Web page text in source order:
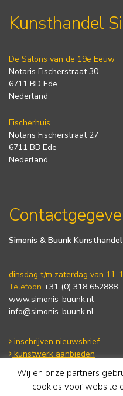
Kunsthandel
De Salons van de 19e Eeuw
Notaris Fischerstraat 30
6711 BD Ede
Nederland
Fischerhuis
Notaris Fischerstraat 27
6711 BB Ede
Nederland
Simonis & Buunk Kunsthandel
dinsdag t/m zaterdag van 11-
Telefoon +31 (0) 318 652888
www.simonis-buunk.nl
info@simonis-buunk.nl
inschrijven nieuwsbrief
kunstwerk aanbieden
Algemene voorwaarden
Wij en onze partners
cookies voor website